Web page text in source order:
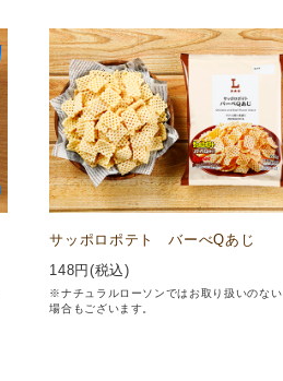
サッポロポテト バーべQあじ
148円(税込)
※ナチュラルローソンではお取り扱いのない
場合もございます。